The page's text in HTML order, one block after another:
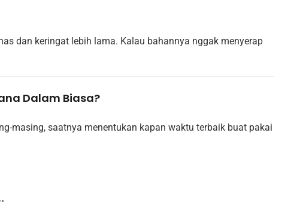
dan keringat lebih lama. Kalau bahannya nggak menyerap
Dalam Biasa?
masing, saatnya menentukan kapan waktu terbaik buat pakai